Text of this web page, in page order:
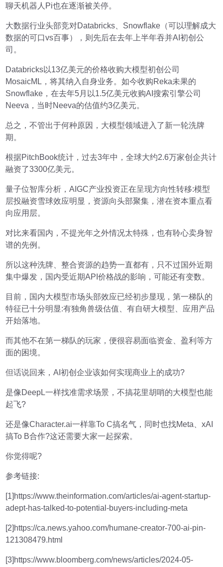
聊天机器人Pi也在逐渐被关停。
大数据行业头部竞对Databricks、Snowflake（可以理解成大
数据的可口vs百事），则先后在去年上半年吞并AI初创公
司。
Databricks以13亿美元的价格收购大模型初创公司
MosaicML，将其纳入自身业务。如今收购Reka未果的
Snowflake，在去年5月以1.5亿美元收购AI搜索引擎公司
Neeva，当时Neeva的估值约3亿美元。
总之，不管出于何种原因，大模型领域进入了新一轮洗牌
期。
根据PitchBook统计，过去3年中，全球大约2.6万家创企共计
融资了3300亿美元。
量子位智库分析，AIGC产业投资正在呈现方向性转移:模型
层投融资雪球效应明显，资源向头部聚集，潜在资本重点看
向应用层。
对比来看国内，不提光年之外情况太特殊，也有聆心卖身智
谱的先例。
所以这种洗牌、整合资源的趋势一直都有，只不过国外近期
集中爆发，国内受近期API价格战的影响，可能还有变数。
目前，国内大模型市场头部效应已经初步显现，第一梯队的
特征已十分明显:有独角兽级估值、有自研大模型、应用产品
开始落地。
而其他不在第一梯队的玩家，便很容易面临资金、盈利等方
面的困境。
但话说回来，AI初创企业该如何实现商业上的成功?
是像DeepL一样找准需求场景，不搞花里胡哨的大模型也能
起飞?
还是像Character.ai一样靠To C搞名气，同时也找Meta、xAI
搞To B合作?这还需要大家一起探索。
你觉得呢?
参考链接:
[1]https://www.theinformation.com/articles/ai-agent-startup-
adept-has-talked-to-potential-buyers-including-meta
[2]https://ca.news.yahoo.com/humane-creator-700-ai-pin-
121308479.html
[3]https://www.bloomberg.com/news/articles/2024-05-